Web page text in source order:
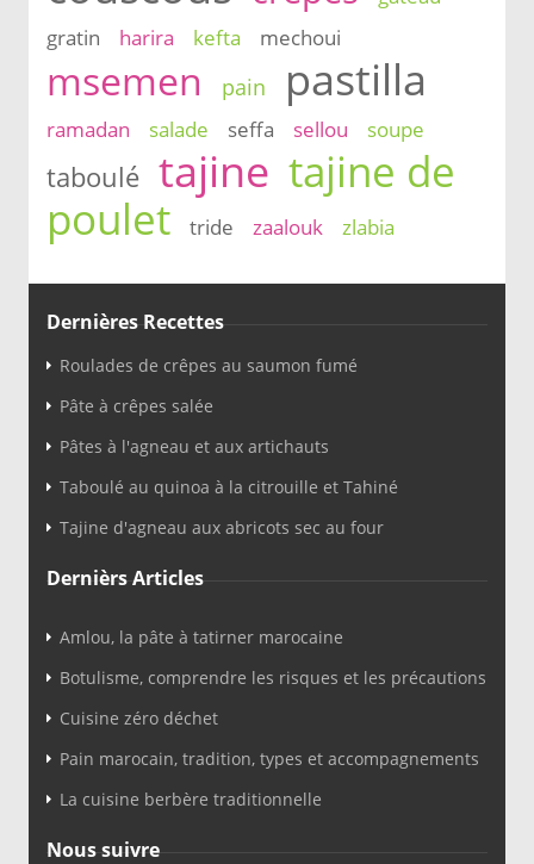
gratin
harira kefta mechoui
msemen pain pastilla
ramadan salade seffa sellou soupe
taboulé tajine tajine de
poulet
tride zaalouk zlabia
Dernières Recettes
Roulades de crêpes au saumon fumé
Pâte à crêpes salée
Pâtes à l'agneau et aux artichauts
Taboulé au quinoa à la citrouille et Tahiné
Tajine d'agneau aux abricots sec au four
Dernièrs Articles
Amlou, la pâte à tatirner marocaine
Botulisme, comprendre les risques et les précautions
Cuisine zéro déchet
Pain marocain, tradition, types et accompagnements
La cuisine berbère traditionnelle
Nous suivre